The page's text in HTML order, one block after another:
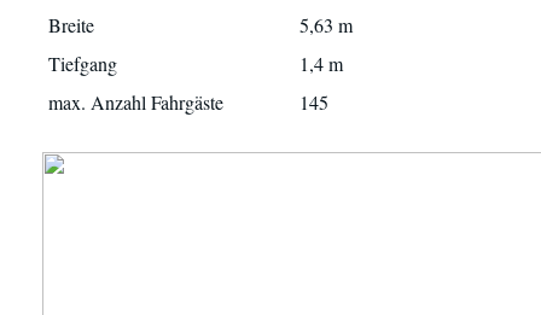
Breite
5,63 m
Tiefgang
1,4 m
max. Anzahl Fahrgäste
145